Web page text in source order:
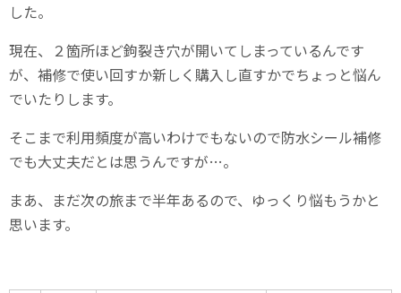
した。
現在、２箇所ほど鉤裂き穴が開いてしまっているんです
が、補修で使い回すか新しく購入し直すかでちょっと悩ん
でいたりします。
そこまで利用頻度が高いわけでもないので防水シール補修
でも大丈夫だとは思うんですが…。
まあ、まだ次の旅まで半年あるので、ゆっくり悩もうかと
思います。